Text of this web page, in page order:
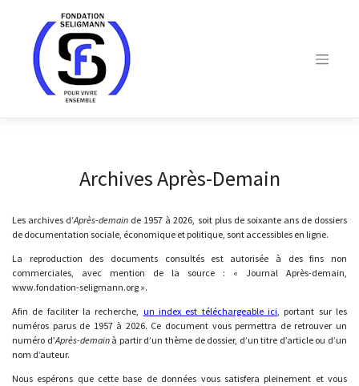
Archives Après-Demain
Les archives d’Après-demain de 1957 à 2026, soit plus de soixante ans de dossiers
de documentation sociale, économique et politique, sont accessibles en ligne.
La reproduction des documents consultés est autorisée à des fins non
commerciales, avec mention de la source : « Journal Après-demain,
www.fondation-seligmann.org ».
Afin de faciliter la recherche, un index est téléchargeable ici, portant sur les
numéros parus de 1957 à 2026. Ce document vous permettra de retrouver un
numéro d’Après-demainà partir d’un thème de dossier, d’un titre d’article ou d’un
nom d’auteur.
Nous espérons que cette base de données vous satisfera pleinement et vous